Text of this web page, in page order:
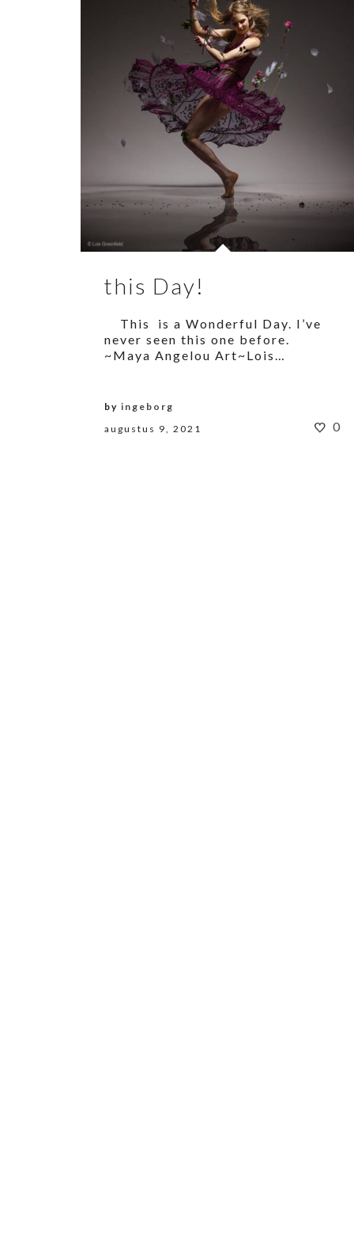
this Day!
This is a Wonderful Day. I’ve
never seen this one before.
~Maya Angelou Art~Lois…
augustus 9, 2021
by ingeborg
0